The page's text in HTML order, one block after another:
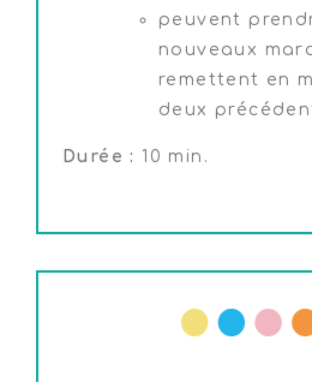
peuvent
nouveaux
remettent en
deux
Durée : 10 min.